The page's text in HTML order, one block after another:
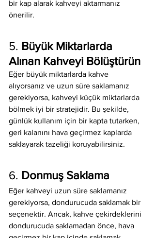
bir kap alarak kahveyi aktarmanız
önerilir.
5. Büyük Miktarlarda
Alınan Kahveyi Bölüştürün
Eğer büyük miktarlarda kahve
alıyorsanız ve uzun süre saklamanız
gerekiyorsa, kahveyi küçük miktarlarda
bölmek iyi bir stratejidir. Bu şekilde,
günlük kullanım için bir kapta tutarken,
geri kalanını hava geçirmez kaplarda
saklayarak tazeliği koruyabilirsiniz.
6. Donmuş Saklama
Eğer kahveyi uzun süre saklamanız
gerekiyorsa, dondurucuda saklamak bir
seçenektir. Ancak, kahve çekirdeklerini
dondurucuda saklamadan önce, hava